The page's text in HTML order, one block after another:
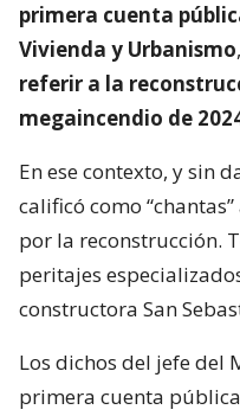
primera cuenta
Vivienda y Urbanismo
referir a la
megaincendio de
En ese contexto, y sin
calificó como
por la reconstrucción.
peritajes
constructora San
Los dichos del jefe del
primera cuenta